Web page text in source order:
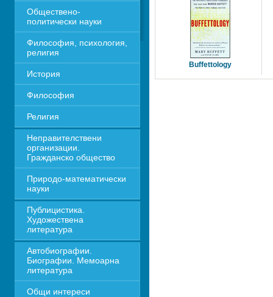
Обществено-
политически науки
Философия, психология,
религия
История
Философия
Религия
Неправителствени
организации.
Гражданско общество
Природо-математически
науки
Публицистика.
Художествена
литература
Автобиографии.
Биографии. Мемоарна
литература
Общи интереси
Buffettology